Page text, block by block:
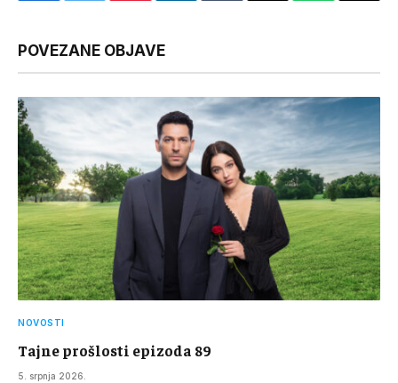
POVEZANE OBJAVE
NOVOSTI
Tajne prošlosti epizoda 89
5. srpnja 2026.